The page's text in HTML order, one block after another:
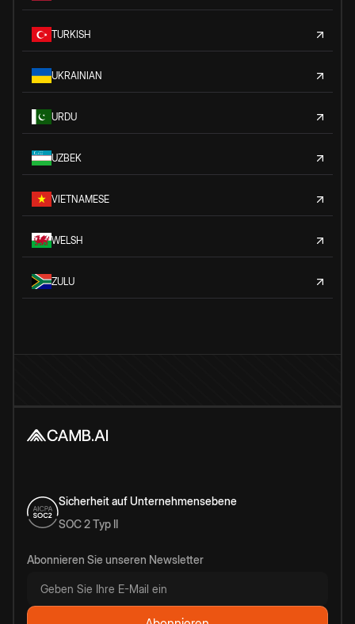
TURKISH
UKRAINIAN
URDU
UZBEK
VIETNAMESE
WELSH
ZULU
Sicherheit auf Unternehmensebene
SOC 2 Typ II
Abonnieren Sie unseren Newsletter